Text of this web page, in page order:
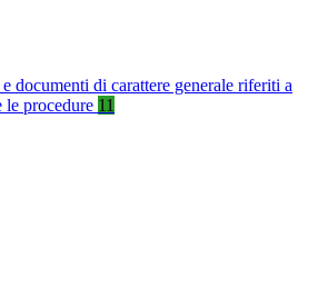
documenti di carattere generale riferiti a
le procedure 11